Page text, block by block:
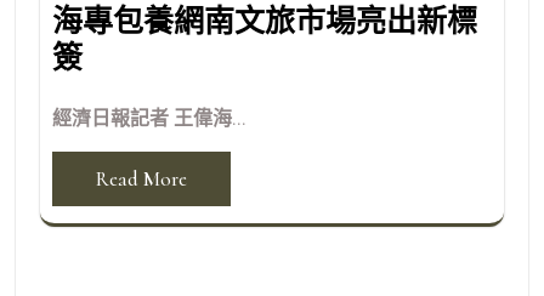
海專包養網南文旅市場亮出新標
簽
經濟日報記者 王偉海...
Read More